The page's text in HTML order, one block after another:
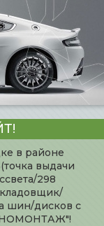
в районе
выдачи
298
шин/дисков с